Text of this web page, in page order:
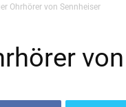
Ohrhörer von Sennheiser